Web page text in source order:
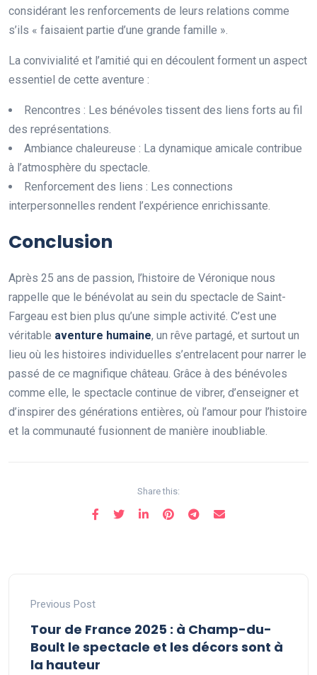
considérant les renforcements de leurs relations comme
s’ils « faisaient partie d’une grande famille ».
La convivialité et l’amitié qui en découlent forment un aspect
essentiel de cette aventure :
Rencontres : Les bénévoles tissent des liens forts au fil
des représentations.
Ambiance chaleureuse : La dynamique amicale contribue
à l’atmosphère du spectacle.
Renforcement des liens : Les connections
interpersonnelles rendent l’expérience enrichissante.
Conclusion
Après 25 ans de passion, l’histoire de Véronique nous
rappelle que le bénévolat au sein du spectacle de Saint-
Fargeau est bien plus qu’une simple activité. C’est une
véritable aventure humaine, un rêve partagé, et surtout un
lieu où les histoires individuelles s’entrelacent pour narrer le
passé de ce magnifique château. Grâce à des bénévoles
comme elle, le spectacle continue de vibrer, d’enseigner et
d’inspirer des générations entières, où l’amour pour l’histoire
et la communauté fusionnent de manière inoubliable.
Share this:
Previous Post
Tour de France 2025 : à Champ-du-
Boult le spectacle et les décors sont à
la hauteur